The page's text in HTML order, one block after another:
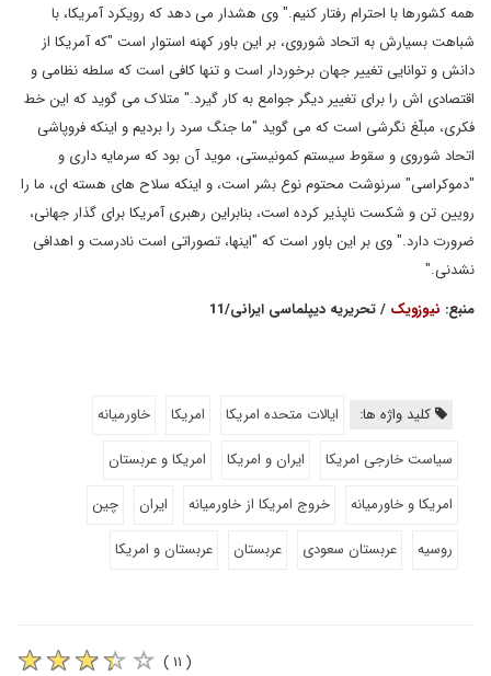
همه کشورها با احترام رفتار کنیم." وی هشدار می دهد که رویکرد آمریکا، با
شباهت بسیارش به اتحاد شوروی، بر این باور کهنه استوار است "که آمریکا از
دانش و توانایی تغییر جهان برخوردار است و تنها کافی است که سلطه نظامی و
اقتصادی اش را برای تغییر دیگر جوامع به کار گیرد." متلاک می گوید که این خط
فکری، مبلّغ نگرشی است که می گوید "ما جنگ سرد را بردیم و اینکه فروپاشی
اتحاد شوروی و سقوط سیستم کمونیستی، موید آن بود که سرمایه داری و
"دموکراسی" سرنوشت محتوم نوع بشر است، و اینکه سلاح های هسته ای، ما را
رویین تن و شکست ناپذیر کرده است، بنابراین رهبری آمریکا برای گذار جهانی،
ضرورت دارد." وی بر این باور است که "اینها، تصوراتی است نادرست و اهدافی
نشدنی."
منبع: نیوزویک / تحریریه دیپلماسی ایرانی/11
کلید واژه ها: ایالات متحده امریکا امریکا
خاورمیانه
سیاست خارجی امریکا
ایران و امریکا
امریکا و عربستان
امریکا و خاورمیانه
خروج امریکا از خاورمیانه ایران
چین
روسیه
عربستان سعودی عربستان عربستان و امریکا
( ۱۱ )